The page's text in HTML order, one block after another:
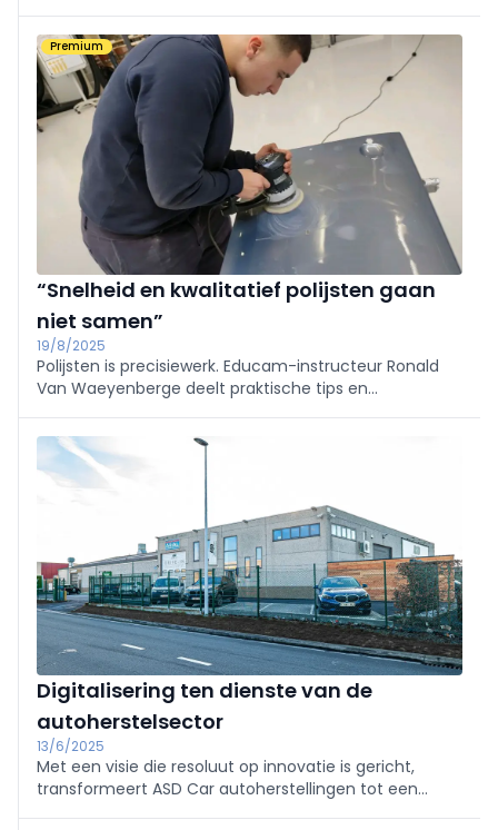
nieuwkomers tekenen present, waardoor het aanbod
breder en diverser wordt dan ooit.
Premium
“Snelheid en kwalitatief polijsten gaan
niet samen”
19/8/2025
Polijsten is precisiewerk. Educam-instructeur Ronald
Van Waeyenberge deelt praktische tips en
kwaliteit gaan niet samen.” Een must-read voor wie
inzet op duurzaam herstel.
Digitalisering ten dienste van de
autoherstelsector
13/6/2025
Met een visie die resoluut op innovatie is gericht,
transformeert ASD Car autoherstellingen tot een